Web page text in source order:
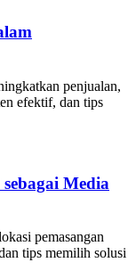
penjualan,
efektif, dan tips
Media
pemasangan
tips memilih solusi